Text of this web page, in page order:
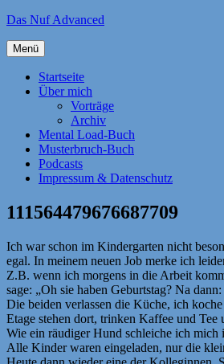
Zum
springen
Das Nuf Advanced
Menü
Startseite
Über mich
Vorträge
Archiv
Mental Load-Buch
Musterbruch-Buch
Podcasts
Impressum & Datenschutz
111564479676687709
Ich war schon im Kindergarten nicht
egal. In meinem neuen Job merke ich
Z.B. wenn ich morgens in die Arbeit
sage: „Oh sie haben Geburtstag? Na
Die beiden verlassen die Küche, ich
Etage stehen dort, trinken Kaffee und Tee
Wie ein räudiger Hund schleiche ich mich
Alle Kinder waren eingeladen, nur die